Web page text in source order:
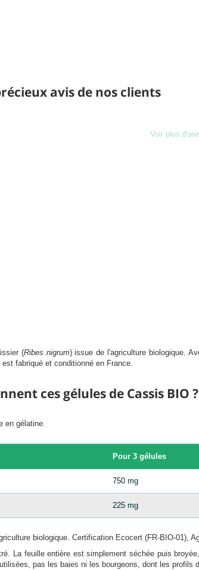
avis de nos clients
Voir plus
(Ribes nigrum) issue de l'agriculture biologique.
fabriqué et conditionné en France.
ces gélules de Cassis BIO ?
en gélatine.
Pour 3 gélules
750 mg
225 mg
biologique. Certification Ecocert (FR-BIO-01),
La feuille entière est simplement séchée puis
pas les baies ni les bourgeons, dont les profils